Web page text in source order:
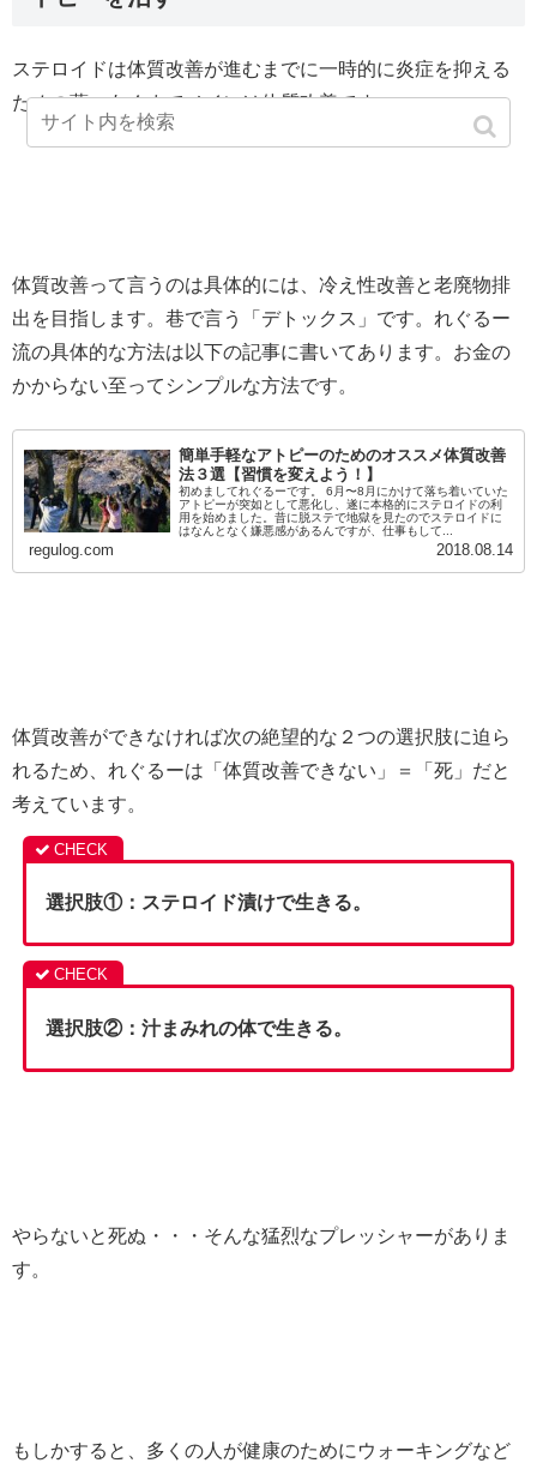
ステロイドは体質改善が進むまでに一時的に炎症を抑える
ための薬。あくまでメインは体質改善です。
体質改善って言うのは具体的には、冷え性改善と老廃物排
出を目指します。巷で言う「デトックス」です。れぐるー
流の具体的な方法は以下の記事に書いてあります。お金の
かからない至ってシンプルな方法です。
簡単手軽なアトピーのためのオススメ体質改善
法３選【習慣を変えよう！】
初めましてれぐるーです。 6月〜8月にかけて落ち着いていた
アトピーが突如として悪化し、遂に本格的にステロイドの利
用を始めました。昔に脱ステで地獄を見たのでステロイドに
はなんとなく嫌悪感があるんですが、仕事もして...
regulog.com 2018.08.14
体質改善ができなければ次の絶望的な２つの選択肢に迫ら
れるため、れぐるーは「体質改善できない」＝「死」だと
考えています。
選択肢①：ステロイド漬けで生きる。
選択肢②：汁まみれの体で生きる。
やらないと死ぬ・・・そんな猛烈なプレッシャーがありま
す。
もしかすると、多くの人が健康のためにウォーキングなど